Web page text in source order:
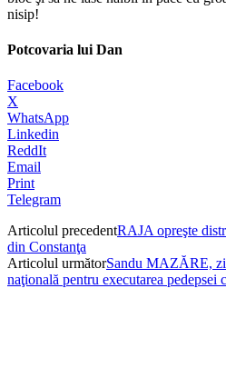
nisip!
Potcovaria lui Dan
Facebook
X
WhatsApp
Linkedin
ReddIt
Email
Print
Telegram
Articolul precedentRAJA opreşte
din Constanţa
Articolul următorSandu MAZĂRE,
naţională pentru executarea pedepsei